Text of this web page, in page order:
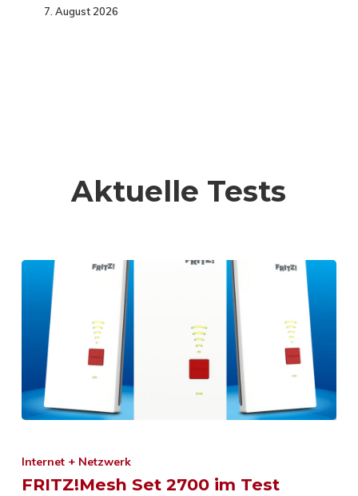
7. August 2026
Aktuelle Tests
Internet + Netzwerk
FRITZ!Mesh Set 2700 im Test